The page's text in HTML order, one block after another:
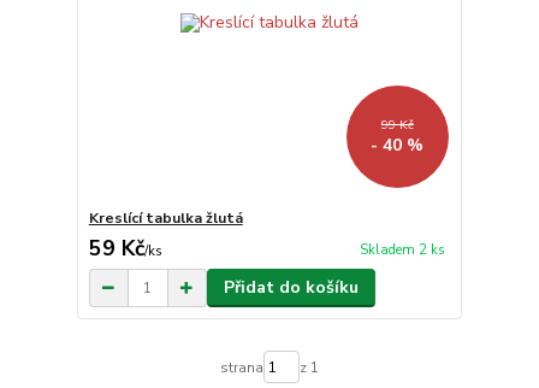
99 Kč
- 40 %
Kreslící tabulka žlutá
59 Kč/ks Skladem 2 ks
Přidat do košíku
strana z 1